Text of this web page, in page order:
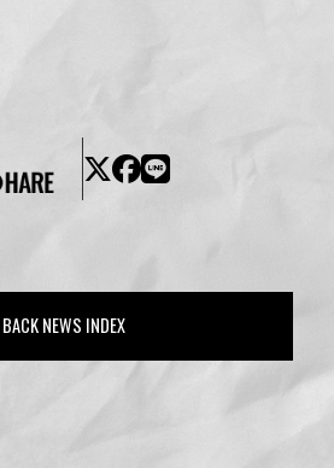
BACK NEWS INDEX